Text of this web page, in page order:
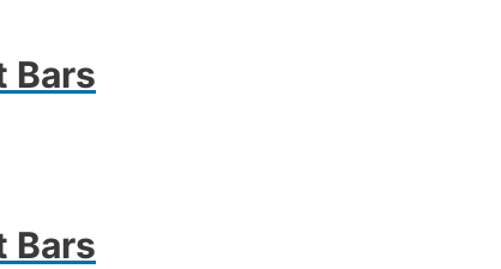
Bars
Bars